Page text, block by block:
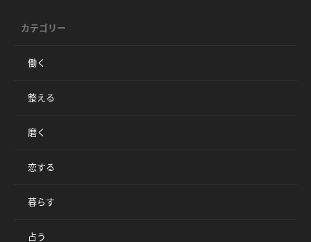
カテゴリー
働く
整える
磨く
恋する
暮らす
占う